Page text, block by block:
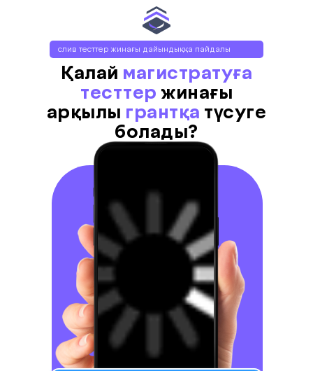
Қалай магистратуға
тесттер жинағы
арқылы грантқа түсуге
болады?
слив тесттер жинағы дайындыққа пайдалы